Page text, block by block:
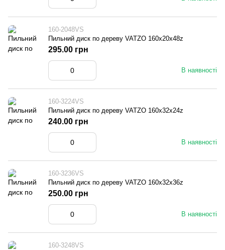
160-2048VS
Пильний диск по дереву VATZO 160x20x48z
В наявності
295.00 грн
160-3224VS
Пильний диск по дереву VATZO 160x32x24z
В наявності
240.00 грн
160-3236VS
Пильний диск по дереву VATZO 160x32x36z
В наявності
250.00 грн
160-3248VS